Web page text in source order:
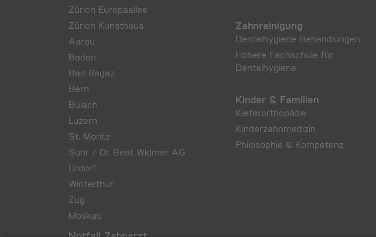
Zürich Europaallee
Zürich Kunsthaus
Aarau
Baden
Bad Ragaz
Bern
Bülach
Luzern
St. Moritz
Suhr / Dr. Beat Widmer AG
Urdorf
Winterthur
Zug
Moskau
Zahnreinigung
Dentalhygiene Behandlungen
Höhere Fachschule für
Dentalhygiene
Kinder & Familien
Kieferorthopädie
Kinderzahnmedizin
Philosophie & Kompetenz